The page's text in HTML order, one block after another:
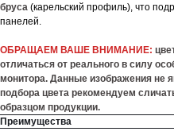
бруса (карельский профиль), что
панелей.
ОБРАЩАЕМ ВАШЕ ВНИМАНИЕ:
отличаться от реального в силу
монитора. Данные изображения не
подбора цвета рекомендуем
образцом продукции.
Преимущества